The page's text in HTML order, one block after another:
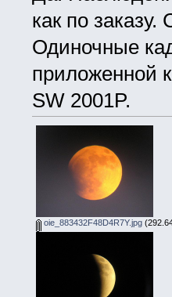
как по
Одиночные
приложенной
SW 2001P.
oie_883432F48D4R7Y.jpg